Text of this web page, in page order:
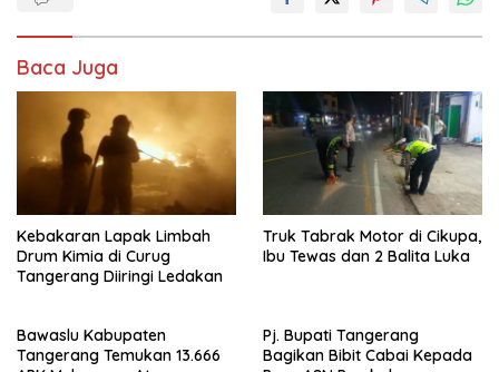
Baca Juga
Kebakaran Lapak Limbah
Drum Kimia di Curug
Tangerang Diiringi Ledakan
Truk Tabrak Motor di Cikupa,
Ibu Tewas dan 2 Balita Luka
Bawaslu Kabupaten
Tangerang Temukan 13.666
Pj. Bupati Tangerang
Bagikan Bibit Cabai Kepada